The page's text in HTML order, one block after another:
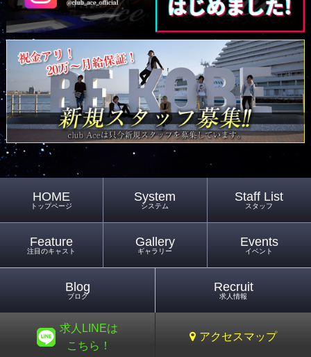
HOME
トップページ
System
システム
Staff List
スタッフ
Feature
注目のキャスト
Gallery
ギャラリー
Events
イベント
Blog
ブログ
Recruit
求人情報
求人LINEは
こちら！
アクセスマップ